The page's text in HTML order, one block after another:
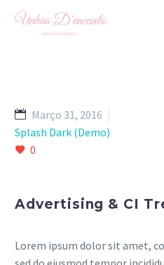
Março 31, 2016
Splash Dark (Demo)
0
Advertising & CI
Lorem ipsum dolor sit amet,